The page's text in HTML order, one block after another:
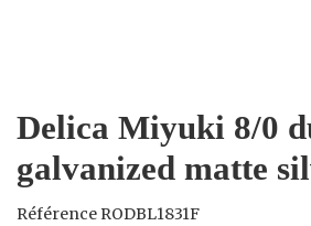
Delica Miyuki 8/0
galvanized matte
Référence RODBL1831F